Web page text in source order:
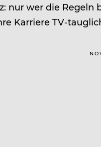
nur wer die
Karriere TV-